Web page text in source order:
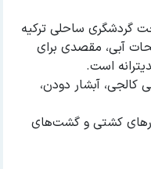
گردشگری ساحلی ترکیه
آبی، مقصدی برای
است.
کالجی، آبشار دودن،
کشتی و گشت‌های